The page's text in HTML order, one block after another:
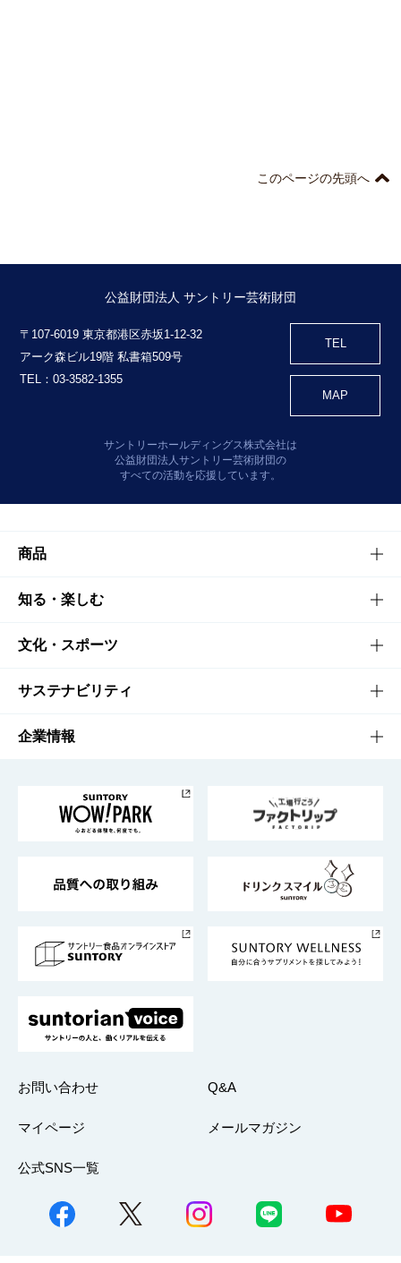
このページの先頭へ
公益財団法人 サントリー芸術財団
〒107-6019 東京都港区赤坂1-12-32
アーク森ビル19階 私書箱509号
TEL：03-3582-1355
TEL
MAP
サントリーホールディングス株式会社は
公益財団法人サントリー芸術財団の
すべての活動を応援しています。
商品
商品TOP
商品一覧
商品発売情報
栄養成分一覧
知る・楽しむ
知る・楽しむTOP
キャンペーン
工場見学
地域情報
文化・スポーツ
文化・スポーツTOP
サントリーホール
サントリーサンバーズ大阪
サステナビリティ
サステナビリティTOP
サントリーが考えるサステナビリティ経営
企業情報
企業概要
採用情報
お問い合わせ Q&A
マイページ メールマガジン
公式SNS一覧